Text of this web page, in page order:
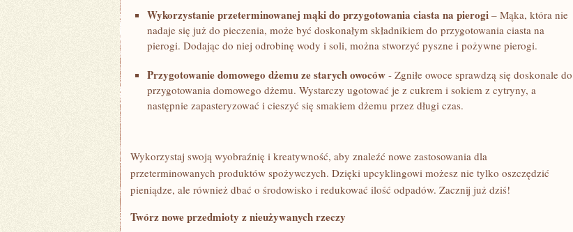
Wykorzystanie przeterminowanej mąki do przygotowania ciasta ⁤na pierogi – Mąka, która nie
nadaje ⁤się już do pieczenia, może być doskonałym​ składnikiem do przygotowania ciasta ⁢na
⁤pierogi. Dodając do niej odrobinę wody i soli, można stworzyć pyszne⁣ i pożywne⁢ pierogi.
Przygotowanie domowego⁢ dżemu‍ ze ‍starych owoców -⁢ Zgniłe owoce sprawdzą się​ doskonale ⁣do
przygotowania domowego ‍dżemu. ⁢Wystarczy ugotować je z cukrem i ‌sokiem z ⁣cytryny, a
następnie zapasteryzować i ‍cieszyć‌ się smakiem dżemu przez długi czas.
Wykorzystaj swoją wyobraźnię i kreatywność, ⁤aby‍ znaleźć nowe zastosowania dla
przeterminowanych produktów spożywczych.‍ Dzięki upcyklingowi możesz nie tylko oszczędzić
pieniądze, ale również ‍dbać o środowisko​ i ​redukować ilość odpadów. ⁣Zacznij‍ już⁣ dziś!
Twórz‍ nowe przedmioty z ⁣nieużywanych rzeczy